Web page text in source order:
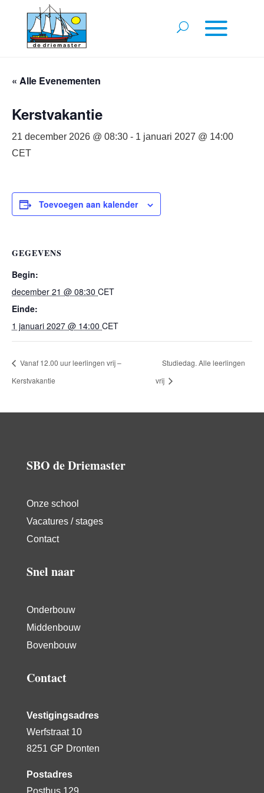
« Alle Evenementen
Kerstvakantie
21 december 2026 @ 08:30 - 1 januari 2027 @ 14:00
CET
Toevoegen aan kalender
GEGEVENS
Begin:
december 21 @ 08:30 CET
Einde:
1 januari 2027 @ 14:00 CET
Vanaf 12.00 uur leerlingen vrij –
Kerstvakantie
Studiedag. Alle leerlingen
vrij
SBO de Driemaster
Onze school
Vacatures / stages
Contact
Snel naar
Onderbouw
Middenbouw
Bovenbouw
Contact
Vestigingsadres
Werfstraat 10
8251 GP Dronten
Postadres
Postbus 129